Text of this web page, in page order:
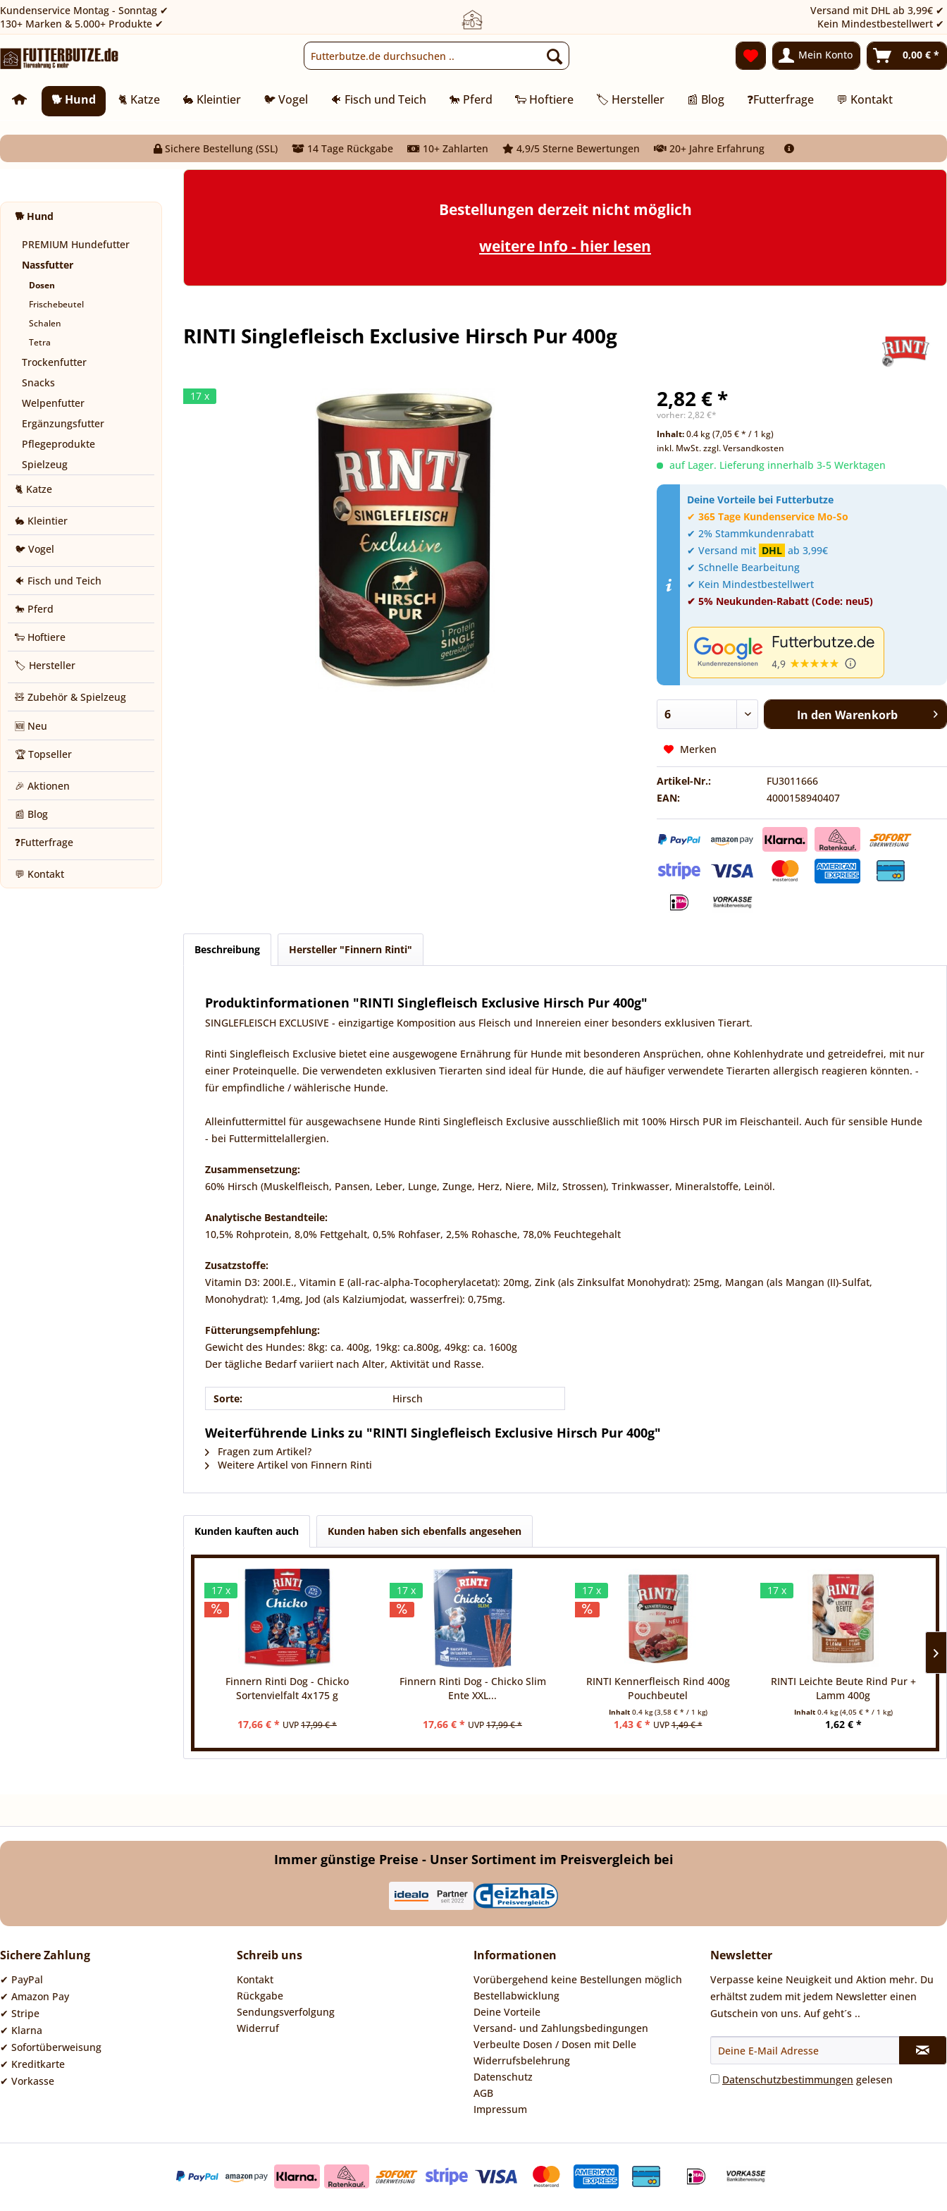
Kundenservice Montag - Sonntag ✔
130+ Marken & 5.000+ Produkte ✔
Versand mit DHL ab 3,99€ ✔
Kein Mindestbestellwert ✔
Mein Konto 0,00 € *
🐕 Hund 🐈 Katze 🐇 Kleintier 🐦 Vogel 🐠 Fisch und Teich 🐎 Pferd 🐑 Hoftiere 🏷️ Hersteller 📰 Blog ❓Futterfrage 💬 Kontakt
Sichere Bestellung (SSL) 14 Tage Rückgabe 10+ Zahlarten 4,9/5 Sterne Bewertungen 20+ Jahre Erfahrung
🐕 Hund
PREMIUM Hundefutter
Nassfutter
Dosen
Frischebeutel
Schalen
Tetra
Trockenfutter
Snacks
Welpenfutter
Ergänzungsfutter
Pflegeprodukte
Spielzeug
🐈 Katze
🐇 Kleintier
🐦 Vogel
🐠 Fisch und Teich
🐎 Pferd
🐑 Hoftiere
🏷️ Hersteller
🧸 Zubehör & Spielzeug
🆕 Neu
🏆 Topseller
🎉 Aktionen
📰 Blog
❓Futterfrage
💬 Kontakt
Bestellungen derzeit nicht möglich
weitere Info - hier lesen
RINTI Singlefleisch Exclusive Hirsch Pur 400g
17 x 2,82 € *
vorher:2,82 €*
Inhalt:0.4 kg (7,05 € * / 1 kg)
inkl. MwSt.zzgl. Versandkosten
auf Lager. Lieferung innerhalb 3-5 Werktagen
Deine Vorteile bei Futterbutze
✔365 Tage Kundenservice Mo-So
✔ 2% Stammkundenrabatt
✔ Versand mit DHL ab 3,99€
✔ Schnelle Bearbeitung
✔ Kein Mindestbestellwert
✔ 5% Neukunden-Rabatt (Code: neu5)
In den Warenkorb
Merken
Artikel-Nr.:
FU3011666
EAN:
4000158940407
Beschreibung Hersteller "Finnern Rinti"
Produktinformationen "RINTI Singlefleisch Exclusive Hirsch Pur 400g"
SINGLEFLEISCH EXCLUSIVE - einzigartige Komposition aus Fleisch und Innereien einer besonders exklusiven Tierart.
Rinti Singlefleisch Exclusive bietet eine ausgewogene Ernährung für Hunde mit besonderen Ansprüchen, ohne Kohlenhydrate und getreidefrei, mit nur
einer Proteinquelle. Die verwendeten exklusiven Tierarten sind ideal für Hunde, die auf häufiger verwendete Tierarten allergisch reagieren könnten. -
für empfindliche / wählerische Hunde.
Alleinfuttermittel für ausgewachsene Hunde Rinti Singlefleisch Exclusive ausschließlich mit 100% Hirsch PUR im Fleischanteil. Auch für sensible Hunde
- bei Futtermittelallergien.
Zusammensetzung:
60% Hirsch (Muskelfleisch, Pansen, Leber, Lunge, Zunge, Herz, Niere, Milz, Strossen), Trinkwasser, Mineralstoffe, Leinöl.
Analytische Bestandteile:
10,5% Rohprotein, 8,0% Fettgehalt, 0,5% Rohfaser, 2,5% Rohasche, 78,0% Feuchtegehalt
Zusatzstoffe:
Vitamin D3: 200I.E., Vitamin E (all-rac-alpha-Tocopherylacetat): 20mg, Zink (als Zinksulfat Monohydrat): 25mg, Mangan (als Mangan (II)-Sulfat,
Monohydrat): 1,4mg, Jod (als Kalziumjodat, wasserfrei): 0,75mg.
Fütterungsempfehlung:
Gewicht des Hundes: 8kg: ca. 400g, 19kg: ca.800g, 49kg: ca. 1600g
Der tägliche Bedarf variiert nach Alter, Aktivität und Rasse.
Sorte: Hirsch
Weiterführende Links zu "RINTI Singlefleisch Exclusive Hirsch Pur 400g"
Fragen zum Artikel?
Weitere Artikel von Finnern Rinti
Kunden kauften auch Kunden haben sich ebenfalls angesehen
17 x
Finnern Rinti Dog - Chicko
Sortenvielfalt 4x175 g
17,66 € * UVP17,99 € *
17 x
Finnern Rinti Dog - Chicko Slim
Ente XXL...
17,66 € * UVP17,99 € *
17 x
RINTI Kennerfleisch Rind 400g
Pouchbeutel
Inhalt 0.4 kg(3,58 € * / 1 kg)
1,43 € * UVP1,49 € *
17 x
RINTI Leichte Beute Rind Pur +
Lamm 400g
Inhalt 0.4 kg(4,05 € * / 1 kg)
1,62 € *
Immer günstige Preise - Unser Sortiment im Preisvergleich bei
Sichere Zahlung
✔ PayPal
✔ Amazon Pay
✔ Stripe
✔ Klarna
✔ Sofortüberweisung
✔ Kreditkarte
✔ Vorkasse
Schreib uns
Kontakt
Rückgabe
Sendungsverfolgung
Widerruf
Informationen
Vorübergehend keine Bestellungen möglich
Bestellabwicklung
Deine Vorteile
Versand- und Zahlungsbedingungen
Verbeulte Dosen / Dosen mit Delle
Widerrufsbelehrung
Datenschutz
AGB
Impressum
Newsletter
Verpasse keine Neuigkeit und Aktion mehr. Du
erhältst zudem mit jedem Newsletter einen
Gutschein von uns. Auf geht´s ..
Datenschutzbestimmungen gelesen